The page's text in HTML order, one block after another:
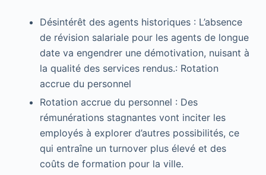
Désintérêt des agents historiques : L’absence
de révision salariale pour les agents de longue
date va engendrer une démotivation, nuisant à
la qualité des services rendus.: Rotation
accrue du personnel
Rotation accrue du personnel : Des
rémunérations stagnantes vont inciter les
employés à explorer d’autres possibilités, ce
qui entraîne un turnover plus élevé et des
coûts de formation pour la ville.